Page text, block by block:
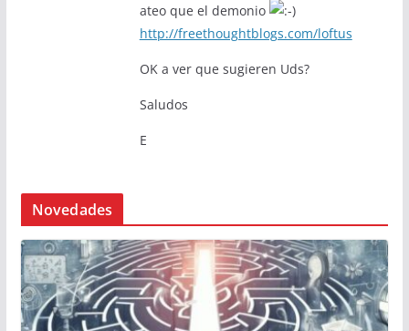
ateo que el demonio
http://freethoughtblogs.com/loftus
OK a ver que sugieren Uds?
Saludos
E
Novedades